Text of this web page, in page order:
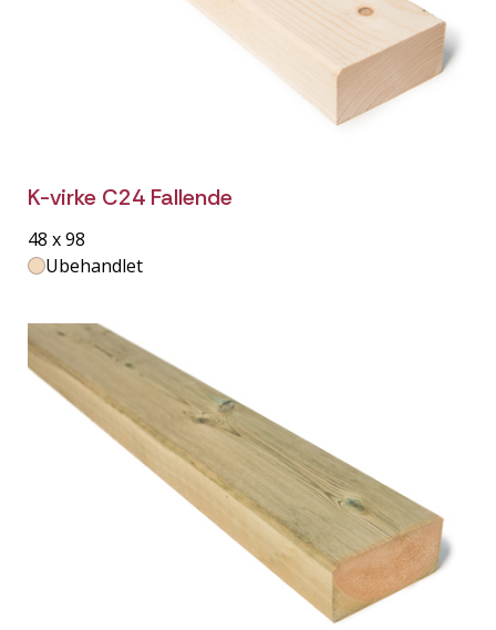
K-virke C24 Fallende
48 x 98
Ubehandlet